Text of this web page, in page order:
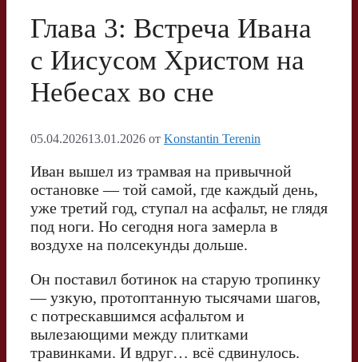
Глава 3: Встреча Ивана
с Иисусом Христом на
Небесах во сне
05.04.202613.01.2026 от Konstantin Terenin
Иван вышел из трамвая на привычной
остановке — той самой, где каждый день,
уже третий год, ступал на асфальт, не глядя
под ноги. Но сегодня нога замерла в
воздухе на полсекунды дольше.
Он поставил ботинок на старую тропинку
— узкую, протоптанную тысячами шагов,
с потрескавшимся асфальтом и
вылезающими между плитками
травинками. И вдруг… всё сдвинулось.